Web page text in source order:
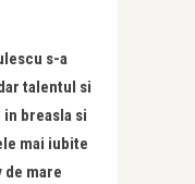
s-a
talentul si
breasla si
mai iubite
mare